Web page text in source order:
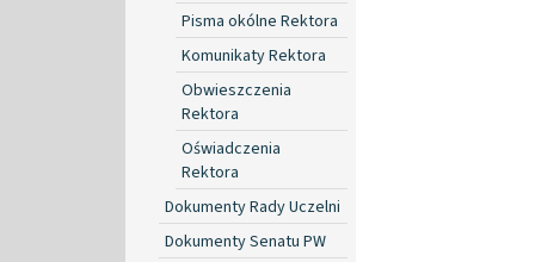
Pisma okólne Rektora
Komunikaty Rektora
Obwieszczenia
Rektora
Oświadczenia
Rektora
Dokumenty Rady Uczelni
Dokumenty Senatu PW